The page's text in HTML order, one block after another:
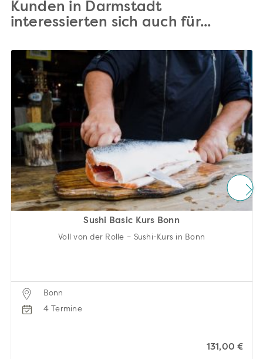
Kunden in Darmstadt
interessierten sich auch für...
Sushi Basic Kurs Bonn
Voll von der Rolle – Sushi-Kurs in Bonn
Bonn
4 Termine
131,00 €